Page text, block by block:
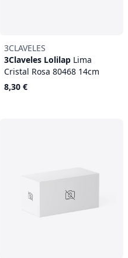
3CLAVELES
3Claveles Lolilap Lima
Cristal Rosa 80468 14cm
8,30 €